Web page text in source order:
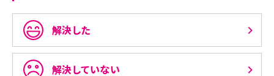
解決した
解決していない